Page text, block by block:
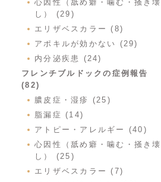
心因性（舐め癖・噛む・掻き壊
し） (29)
エリザベスカラー (8)
アポキルが効かない (29)
内分泌疾患 (24)
フレンチブルドックの症例報告
(82)
膿皮症・湿疹 (25)
脂漏症 (14)
アトピー・アレルギー (40)
心因性（舐め癖・噛む・掻き壊
し） (25)
エリザベスカラー (7)